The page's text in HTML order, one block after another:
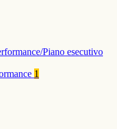
Piano esecutivo
1